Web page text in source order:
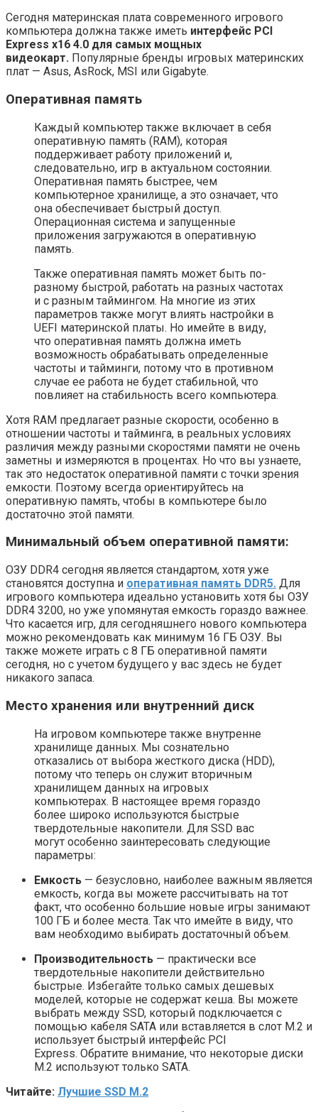
Сегодня материнская плата современного игрового
компьютера должна также иметь интерфейс PCI
Express x16 4.0 для самых мощных
видеокарт. Популярные бренды игровых материнских
плат — Asus, AsRock, MSI или Gigabyte.
Оперативная память
Каждый компьютер также включает в себя
оперативную память (RAM), которая
поддерживает работу приложений и,
следовательно, игр в актуальном состоянии.
Оперативная память быстрее, чем
компьютерное хранилище, а это означает, что
она обеспечивает быстрый доступ.
Операционная система и запущенные
приложения загружаются в оперативную
память.
Также оперативная память может быть по-
разному быстрой, работать на разных частотах
и ​​с разным таймингом. На многие из этих
параметров также могут влиять настройки в
UEFI материнской платы. Но имейте в виду,
что оперативная память должна иметь
возможность обрабатывать определенные
частоты и тайминги, потому что в противном
случае ее работа не будет стабильной, что
повлияет на стабильность всего компьютера.
Хотя RAM предлагает разные скорости, особенно в
отношении частоты и тайминга, в реальных условиях
различия между разными скоростями памяти не очень
заметны и измеряются в процентах. Но что вы узнаете,
так это недостаток оперативной памяти с точки зрения
емкости. Поэтому всегда ориентируйтесь на
оперативную память, чтобы в компьютере было
достаточно этой памяти.
Минимальный объем оперативной памяти:
ОЗУ DDR4 сегодня является стандартом, хотя уже
становятся доступна и оперативная память DDR5. Для
игрового компьютера идеально установить хотя бы ОЗУ
DDR4 3200, но уже упомянутая емкость гораздо важнее.
Что касается игр, для сегодняшнего нового компьютера
можно рекомендовать как минимум 16 ГБ ОЗУ. Вы
также можете играть с 8 ГБ оперативной памяти
сегодня, но с учетом будущего у вас здесь не будет
никакого запаса.
Место хранения или внутренний диск
На игровом компьютере также внутренне
хранилище данных. Мы сознательно
отказались от выбора жесткого диска (HDD),
потому что теперь он служит вторичным
хранилищем данных на игровых
компьютерах. В настоящее время гораздо
более широко используются быстрые
твердотельные накопители. Для SSD вас
могут особенно заинтересовать следующие
параметры:
Емкость — безусловно, наиболее важным является
емкость, когда вы можете рассчитывать на тот
факт, что особенно большие новые игры занимают
100 ГБ и более места. Так что имейте в виду, что
вам необходимо выбирать достаточный объем.
Производительность — практически все
твердотельные накопители действительно
быстрые. Избегайте только самых дешевых
моделей, которые не содержат кеша. Вы можете
выбрать между SSD, который подключается с
помощью кабеля SATA или вставляется в слот M.2 и
использует быстрый интерфейс PCI
Express. Обратите внимание, что некоторые диски
M.2 используют только SATA.
Читайте: Лучшие SSD M.2